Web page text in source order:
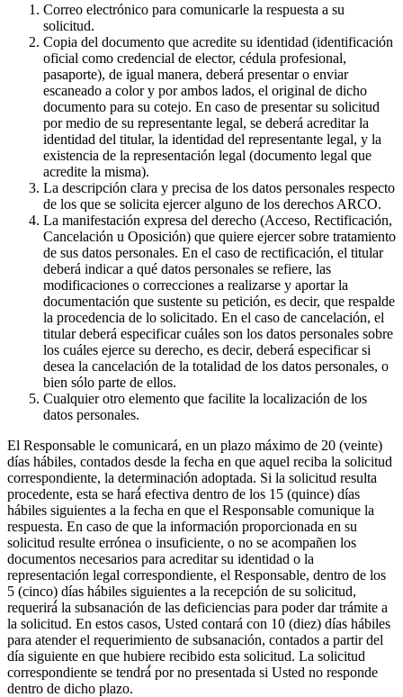
Correo electrónico para comunicarle la respuesta a su
solicitud.
Copia del documento que acredite su identidad (identificación
oficial como credencial de elector, cédula profesional,
pasaporte), de igual manera, deberá presentar o enviar
escaneado a color y por ambos lados, el original de dicho
documento para su cotejo. En caso de presentar su solicitud
por medio de su representante legal, se deberá acreditar la
identidad del titular, la identidad del representante legal, y la
existencia de la representación legal (documento legal que
acredite la misma).
La descripción clara y precisa de los datos personales respecto
de los que se solicita ejercer alguno de los derechos ARCO.
La manifestación expresa del derecho (Acceso, Rectificación,
Cancelación u Oposición) que quiere ejercer sobre tratamiento
de sus datos personales. En el caso de rectificación, el titular
deberá indicar a qué datos personales se refiere, las
modificaciones o correcciones a realizarse y aportar la
documentación que sustente su petición, es decir, que respalde
la procedencia de lo solicitado. En el caso de cancelación, el
titular deberá especificar cuáles son los datos personales sobre
los cuáles ejerce su derecho, es decir, deberá especificar si
desea la cancelación de la totalidad de los datos personales, o
bien sólo parte de ellos.
Cualquier otro elemento que facilite la localización de los
datos personales.
El Responsable le comunicará, en un plazo máximo de 20 (veinte)
días hábiles, contados desde la fecha en que aquel reciba la solicitud
correspondiente, la determinación adoptada. Si la solicitud resulta
procedente, esta se hará́ efectiva dentro de los 15 (quince) días
hábiles siguientes a la fecha en que el Responsable comunique la
respuesta. En caso de que la información proporcionada en su
solicitud resulte errónea o insuficiente, o no se acompañen los
documentos necesarios para acreditar su identidad o la
representación legal correspondiente, el Responsable, dentro de los
5 (cinco) días hábiles siguientes a la recepción de su solicitud,
requerirá́ la subsanación de las deficiencias para poder dar trámite a
la solicitud. En estos casos, Usted contará con 10 (diez) días hábiles
para atender el requerimiento de subsanación, contados a partir del
día siguiente en que hubiere recibido esta solicitud. La solicitud
correspondiente se tendrá́ por no presentada si Usted no responde
dentro de dicho plazo.